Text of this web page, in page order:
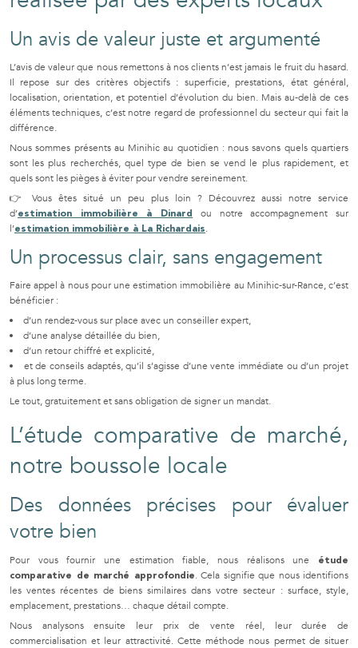
Un avis de valeur juste et argumenté
L’avis de valeur que nous remettons à nos clients n’est jamais le fruit du hasard.
Il repose sur des critères objectifs : superficie, prestations, état général,
localisation, orientation, et potentiel d’évolution du bien. Mais au-delà de ces
éléments techniques, c’est notre regard de professionnel du secteur qui fait la
différence.
Nous sommes présents au Minihic au quotidien : nous savons quels quartiers
sont les plus recherchés, quel type de bien se vend le plus rapidement, et
quels sont les pièges à éviter pour vendre sereinement.
👉 Vous êtes situé un peu plus loin ? Découvrez aussi notre service
d’estimation immobilière à Dinard
ou notre accompagnement sur
l’estimation immobilière à La Richardais.
Un processus clair, sans engagement
Faire appel à nous pour une estimation immobilière au Minihic-sur-Rance, c’est
bénéficier :
d’un rendez-vous sur place avec un conseiller expert,
d’une analyse détaillée du bien,
d’un retour chiffré et explicité,
et de conseils adaptés, qu’il s’agisse d’une vente immédiate ou d’un projet
à plus long terme.
Le tout, gratuitement et sans obligation de signer un mandat.
L’étude comparative de marché,
notre boussole locale
Des données précises pour évaluer
votre bien
Pour vous fournir une estimation fiable, nous réalisons une
étude
comparative de marché approfondie. Cela signifie que nous identifions
les ventes récentes de biens similaires dans votre secteur : surface, style,
emplacement, prestations… chaque détail compte.
Nous analysons ensuite leur prix de vente réel, leur durée de
commercialisation et leur attractivité. Cette méthode nous permet de situer